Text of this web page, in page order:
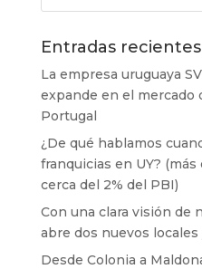
Entradas recientes
La empresa uruguaya
expande en el mercado
Portugal
¿De qué hablamos
franquicias en UY?
cerca del 2% del PBI)
Con una clara visión de
abre dos nuevos locales
Desde Colonia a